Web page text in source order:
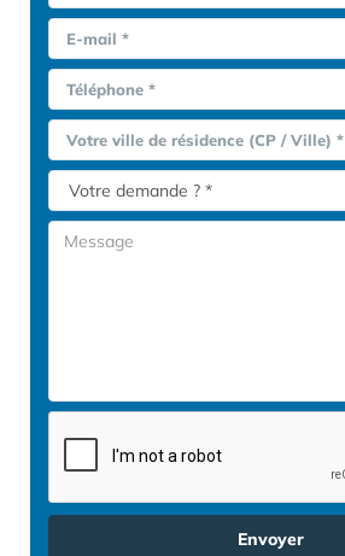
E-mail *
Téléphone *
Votre ville de résidence (CP / Ville) *
Envoyer